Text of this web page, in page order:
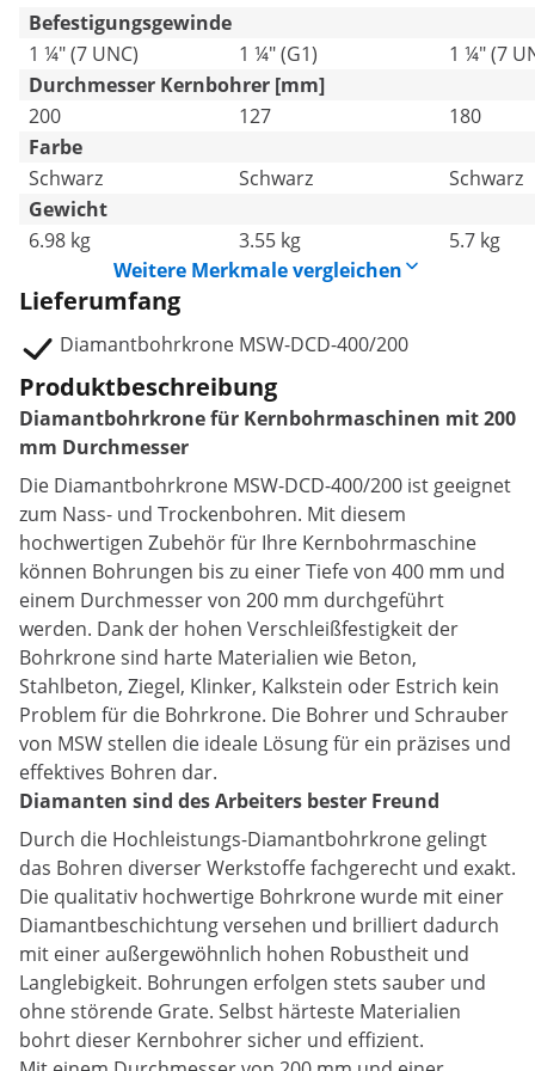
Befestigungsgewinde
1 ¼" (7 UNC)
1 ¼" (G1)
1 ¼" (7
Durchmesser Kernbohrer [mm]
200
127
180
Farbe
Schwarz
Schwarz
Schwarz
Gewicht
6.98 kg
3.55 kg
5.7 kg
Weitere Merkmale vergleichen
Lieferumfang
Diamantbohrkrone MSW-DCD-400/200
Produktbeschreibung
Diamantbohrkrone für Kernbohrmaschinen mit 200
mm Durchmesser
Die Diamantbohrkrone MSW-DCD-400/200 ist geeignet
zum Nass- und Trockenbohren. Mit diesem
hochwertigen Zubehör für Ihre Kernbohrmaschine
können Bohrungen bis zu einer Tiefe von 400 mm und
einem Durchmesser von 200 mm durchgeführt
werden. Dank der hohen Verschleißfestigkeit der
Bohrkrone sind harte Materialien wie Beton,
Stahlbeton, Ziegel, Klinker, Kalkstein oder Estrich kein
Problem für die Bohrkrone. Die Bohrer und Schrauber
von MSW stellen die ideale Lösung für ein präzises und
effektives Bohren dar.
Diamanten sind des Arbeiters bester Freund
Durch die Hochleistungs-Diamantbohrkrone gelingt
das Bohren diverser Werkstoffe fachgerecht und exakt.
Die qualitativ hochwertige Bohrkrone wurde mit einer
Diamantbeschichtung versehen und brilliert dadurch
mit einer außergewöhnlich hohen Robustheit und
Langlebigkeit. Bohrungen erfolgen stets sauber und
ohne störende Grate. Selbst härteste Materialien
bohrt dieser Kernbohrer sicher und effizient.